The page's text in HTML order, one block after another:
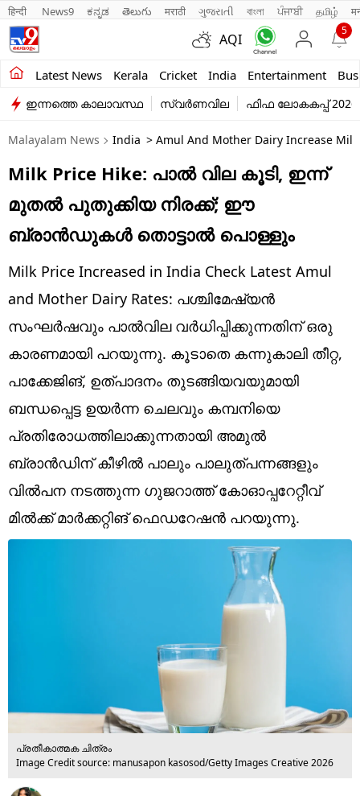
हिन्दी News9 ಕನ್ನಡ తెలుగు मराठी ગુજરાતી বাংলা ਪੰਜਾਬੀ தமிழ்
AQI
5
Latest News Kerala Cricket India Entertainment
Kerala
India
Entertainment
Business
Education
Lifestyle
world
Technology
Religion
Web Story
Short Videos
ഇന്നത്തെ കാലാവസ്ഥ സ്വർണവില ഫിഫ ലോകകപ്പ് 2026
Malayalam News India > Amul And Mother Dairy Increase Milk
Milk Price Hike: പാല്‍ വില കൂടി, ഇന്ന്
മുതല്‍ പുതുക്കിയ നിരക്ക്; ഈ
ബ്രാന്‍ഡുകള്‍ തൊട്ടാല്‍ പൊള്ളും
Milk Price Increased in India Check Latest Amul
and Mother Dairy Rates: പശ്ചിമേഷ്യന്‍
സംഘര്‍ഷവും പാല്‍വില വര്‍ധിപ്പിക്കുന്നതിന് ഒരു
കാരണമായി പറയുന്നു. കൂടാതെ കന്നുകാലി തീറ്റ,
പാക്കേജിങ്, ഉത്പാദനം തുടങ്ങിയവയുമായി
ബന്ധപ്പെട്ട ഉയര്‍ന്ന ചെലവും കമ്പനിയെ
പ്രതിരോധത്തിലാക്കുന്നതായി അമുല്‍
ബ്രാന്‍ഡിന് കീഴില്‍ പാലും പാലുത്പന്നങ്ങളും
വില്‍പന നടത്തുന്ന ഗുജറാത്ത് കോഓപ്പറേറ്റീവ്
മില്‍ക്ക് മാര്‍ക്കറ്റിങ് ഫെഡറേഷന്‍ പറയുന്നു.
പ്രതീകാത്മക ചിത്രം
Image Credit source: manusapon kasosod/Getty Images Creative 2026